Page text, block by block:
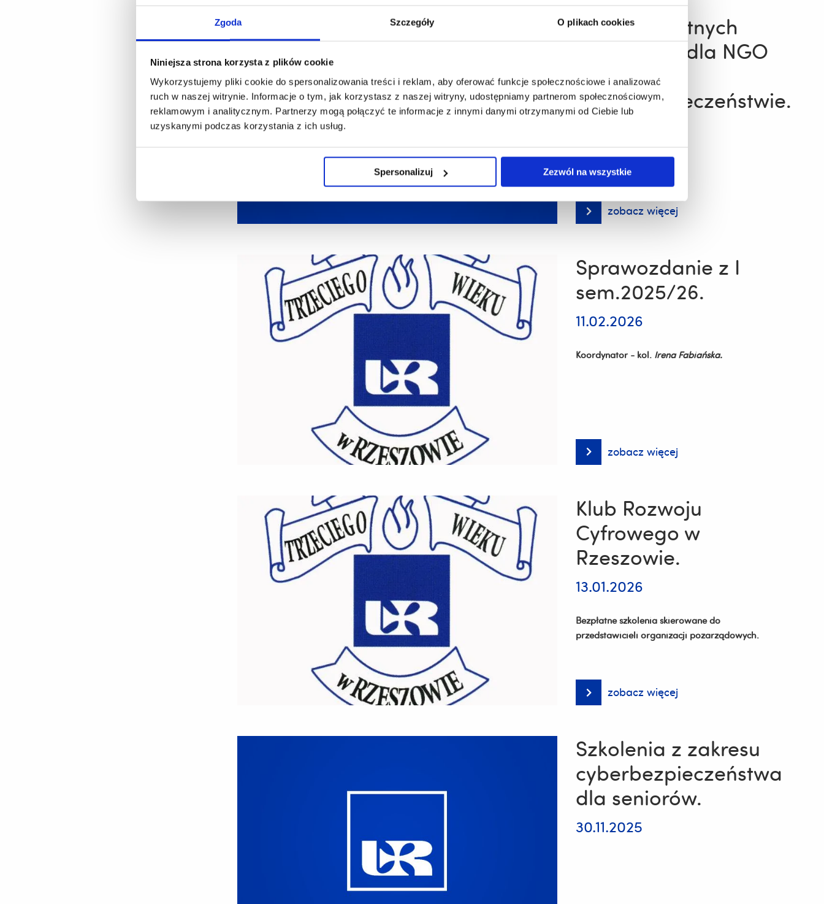
Zgoda Szczegóły O plikach cookies
Niniejsza strona korzysta z plików cookie
Wykorzystujemy pliki cookie do spersonalizowania treści i reklam, aby oferować funkcje społecznościowe i analizować
ruch w naszej witrynie. Informacje o tym, jak korzystasz z naszej witryny, udostępniamy partnerom społecznościowym,
reklamowym i analitycznym. Partnerzy mogą połączyć te informacje z innymi danymi otrzymanymi od Ciebie lub
uzyskanymi podczas korzystania z ich usług.
Spersonalizuj Zezwól na wszystkie
dla
seniorów.
Cykl bezpłatnych
webinarów dla NGO
o
cyberbezpieczeństwie.
zobacz więcej
Cykl
bezpłatnych
NGO
o
cyberbezpieczeństwie.
Sprawozdanie z I
sem.2025/26.
11.02.2026
Koordynator - kol. Irena Fabiańska.
zobacz więcej
Sprawozdanie
z
Klub Rozwoju
Cyfrowego w
Rzeszowie.
13.01.2026
Bezpłatne szkolenia skierowane do
przedstawicieli organizacji pozarządowych.
zobacz więcej
Klub
Rozwoju
Rzeszowie.
Szkolenia z zakresu
cyberbezpieczeństwa
dla seniorów.
30.11.2025